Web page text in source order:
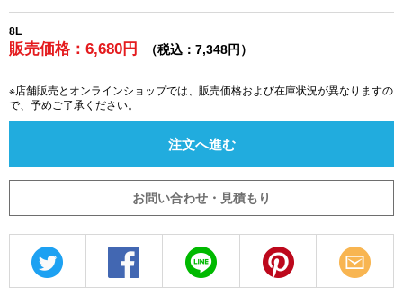
8L
販売価格：6,680円 （税込：7,348円）
※店舗販売とオンラインショップでは、販売価格および在庫状況が異なりますの
で、予めご了承ください。
注文へ進む
お問い合わせ・見積もり